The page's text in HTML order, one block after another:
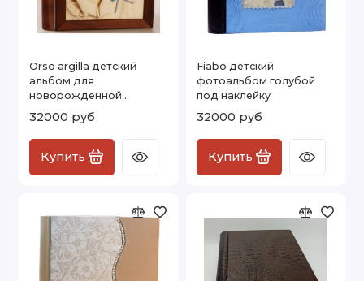
Orso argilla детский
альбом для
новорожденной
32000 руб
Купить
Fiabo детский
фотоальбом голубой
под наклейку
32000 руб
Купить